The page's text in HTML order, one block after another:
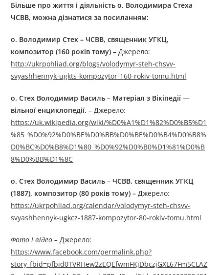
Більше про життя і діяльністьо. Володимира Стеха
ЧСВВ, можна дізнатися за посиланням:
о. Володимир Стех – ЧСВВ, священник УГКЦ,
композитор (160 років тому) – Джерелo:
http://ukrpohliad.org/blogs/volodymyr-steh-chsvv-
svyashhennyk-ugkts-kompozytor-160-rokiv-tomu.html
о. Стех Володимир Василь – Матеріал з Вікіпедії —
вільної енциклопедії.– Джерелo:
https://uk.wikipedia.org/wiki/%D0%A1%D1%82%D0%B5%D1
%85_%D0%92%D0%BE%D0%BB%D0%BE%D0%B4%D0%B8%
D0%BC%D0%B8%D1%80_%D0%92%D0%B0%D1%81%D0%B
8%D0%BB%D1%8C
о. Стех Володимир Василь – ЧСВВ, священник УГКЦ
(1887), композитор (80 років тому) –Джерелo:
https://ukrpohliad.org/calendar/volodymyr-steh-chsvv-
svyashhennyk-ugkcz-1887-kompozytor-80-rokiv-tomu.html
Фото і відео – Джерелo:
https://www.facebook.com/permalink.php?
story_fbid=pfbid0TVRHew2zEQEfwmFKjDbczjGXL67Fm5CLAZ